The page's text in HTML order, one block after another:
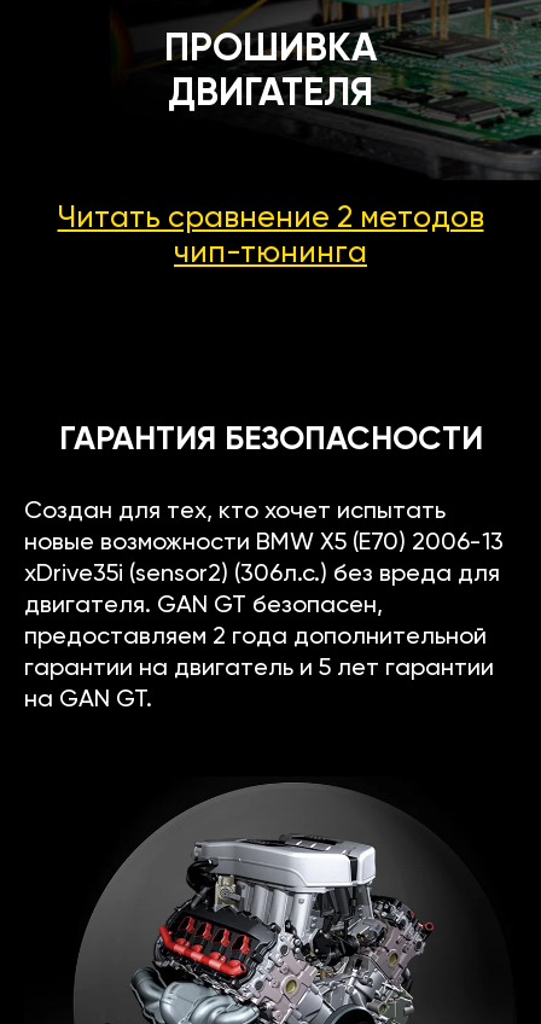
ПРОШИВКА
ДВИГАТЕЛЯ
Читать сравнение 2 методов
чип-тюнинга
ГАРАНТИЯ БЕЗОПАСНОСТИ
Создан для тех, кто хочет испытать
новые возможности BMW X5 (E70) 2006-13
xDrive35i (sensor2) (306л.с.) без вреда для
двигателя. GAN GT безопасен,
предоставляем 2 года дополнительной
гарантии на двигатель и 5 лет гарантии
на GAN GT.